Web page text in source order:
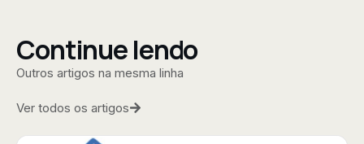
Continue lendo
Outros artigos na mesma linha
Ver todos os artigos